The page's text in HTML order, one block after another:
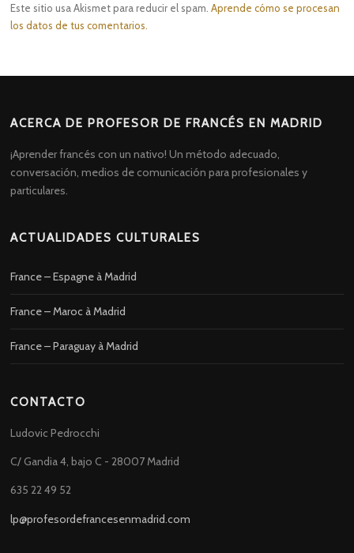
Este sitio usa Akismet para reducir el spam.Aprende cómo se procesan
los datos de tus comentarios.
ACERCA DE PROFESOR DE FRANCÉS EN MADRID
¡Aprender francés con un nativo! Un método adecuado,
conversación, medios de comunicación para profesionales y
particulares.
ACTUALIDADES CULTURALES
France – Espagne à Madrid
France – Maroc à Madrid
France – Paraguay à Madrid
CONTACTO
Ludovic Pedrocchi
C/ Gandia 4, bajo C - 28007 Madrid
635 22 49 52
lp@profesordefrancesenmadrid.com